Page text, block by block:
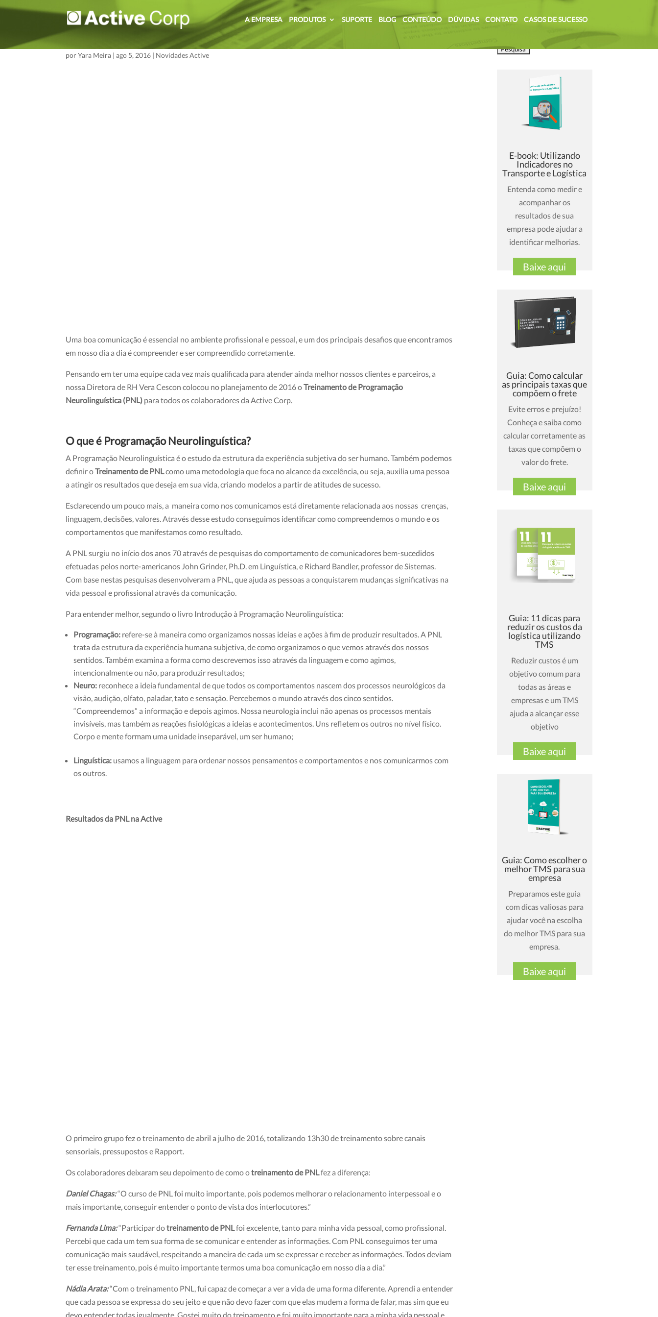
A EMPRESA PRODUTOS SUPORTE BLOG CONTEÚDO DÚVIDAS CONTATO CASOS DE SUCESSO
Active aprimorando a comunicação – Treinamento de PNL
porYara Meira |ago 5, 2016 | Novidades Active
Uma boa comunicação é essencial no ambiente profissional e pessoal, e um dos principais desafios que encontramos
em nosso dia a dia é compreender e ser compreendido corretamente.
Pensando em ter uma equipe cada vez mais qualificada para atender ainda melhor nossos clientes e parceiros, a
nossa Diretora de RH Vera Cescon colocou no planejamento de 2016 oTreinamento de Programação
Neurolinguística (PNL) para todos os colaboradores da Active Corp.
O que é Programação Neurolinguística?
A Programação Neurolinguística é o estudo da estrutura da experiência subjetiva do ser humano. Também podemos
definir oTreinamento de PNL como uma metodologia que foca no alcance da excelência, ou seja, auxilia uma pessoa
a atingir os resultados que deseja em sua vida, criando modelos a partir de atitudes de sucesso.
Esclarecendo um pouco mais, a maneira como nos comunicamos está diretamente relacionada aos nossas crenças,
linguagem, decisões, valores. Através desse estudo conseguimos identificar como compreendemos o mundo e os
comportamentos que manifestamos como resultado.
A PNL surgiu no início dos anos 70 através de pesquisas do comportamento de comunicadores bem-sucedidos
efetuadas pelos norte-americanos John Grinder, Ph.D. em Linguística, e Richard Bandler, professor de Sistemas.
Com base nestas pesquisas desenvolveram a PNL, que ajuda as pessoas a conquistarem mudanças significativas na
vida pessoal e profissional através da comunicação.
Para entender melhor, segundo o livro Introdução à Programação Neurolinguística:
Programação: refere-se à maneira como organizamos nossas ideias e ações à fim de produzir resultados. A PNL
trata da estrutura da experiência humana subjetiva, de como organizamos o que vemos através dos nossos
sentidos. Também examina a forma como descrevemos isso através da linguagem e como agimos,
intencionalmente ou não, para produzir resultados;
Neuro: reconhece a ideia fundamental de que todos os comportamentos nascem dos processos neurológicos da
visão, audição, olfato, paladar, tato e sensação. Percebemos o mundo através dos cinco sentidos.
“Compreendemos” a informação e depois agimos. Nossa neurologia inclui não apenas os processos mentais
invisíveis, mas também as reações fisiológicas a ideias e acontecimentos. Uns refletem os outros no nível físico.
Corpo e mente formam uma unidade inseparável, um ser humano;
Linguística: usamos a linguagem para ordenar nossos pensamentos e comportamentos e nos comunicarmos com
os outros.
Resultados da PNL na Active
O primeiro grupo fez o treinamento de abril a julho de 2016, totalizando 13h30 de treinamento sobre canais
sensoriais, pressupostos e Rapport.
Os colaboradores deixaram seu depoimento de como otreinamento de PNLfez a diferença:
Daniel Chagas:“O curso de PNL foi muito importante, pois podemos melhorar o relacionamento interpessoal e o
mais importante, conseguir entender o ponto de vista dos interlocutores.”
Fernanda Lima:“Participar dotreinamento de PNLfoi excelente, tanto para minha vida pessoal, como profissional.
Percebi que cada um tem sua forma de se comunicar e entender as informações. Com PNL conseguimos ter uma
comunicação mais saudável, respeitando a maneira de cada um se expressar e receber as informações. Todos deviam
ter esse treinamento, pois é muito importante termos uma boa comunicação em nosso dia a dia.”
Nádia Arata:“Com o treinamento PNL, fui capaz de começar a ver a vida de uma forma diferente. Aprendi a entender
que cada pessoa se expressa do seu jeito e que não devo fazer com que elas mudem a forma de falar, mas sim que eu
devo entender todas igualmente. Gostei muito do treinamento e foi muito importante para a minha vida pessoal e
por:
E-book: Utilizando
Indicadores no
Transporte e Logística
Entenda como medir e
acompanhar os
resultados de sua
empresa pode ajudar a
identificar melhorias.
Baixe aqui
Guia: Como calcular
as principais taxas que
compõem o frete
Evite erros e prejuízo!
Conheça e saiba como
calcular corretamente as
taxas que compõem o
valor do frete.
Baixe aqui
Guia: 11 dicas para
reduzir os custos da
logística utilizando
TMS
Reduzir custos é um
objetivo comum para
todas as áreas e
empresas e um TMS
ajuda a alcançar esse
objetivo
Baixe aqui
Guia: Como escolher o
melhor TMS para sua
empresa
Preparamos este guia
com dicas valiosas para
ajudar você na escolha
do melhor TMS para sua
empresa.
Baixe aqui